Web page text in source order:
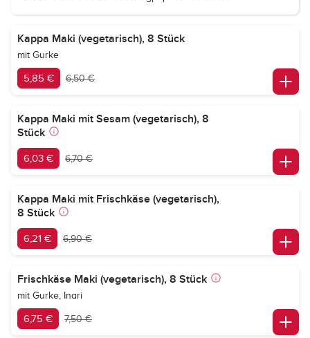
Kappa Maki (vegetarisch), 8 Stück
mit Gurke
5,85 € 6,50 €
Kappa Maki mit Sesam (vegetarisch), 8
Stück
6,03 € 6,70 €
Kappa Maki mit Frischkäse (vegetarisch),
8 Stück
6,21 € 6,90 €
Frischkäse Maki (vegetarisch), 8 Stück
mit Gurke, Inari
6,75 € 7,50 €